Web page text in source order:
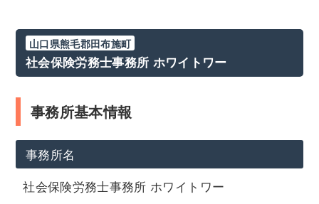
山口県熊毛郡田布施町
社会保険労務士事務所 ホワイトワー
事務所基本情報
事務所名
社会保険労務士事務所 ホワイトワー